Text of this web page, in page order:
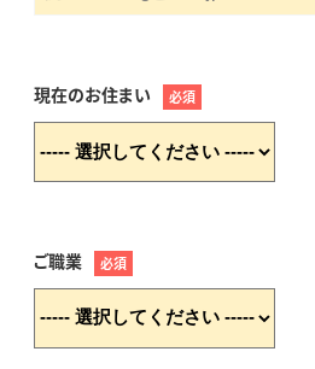
現在のお住まい 必須
ご職業 必須